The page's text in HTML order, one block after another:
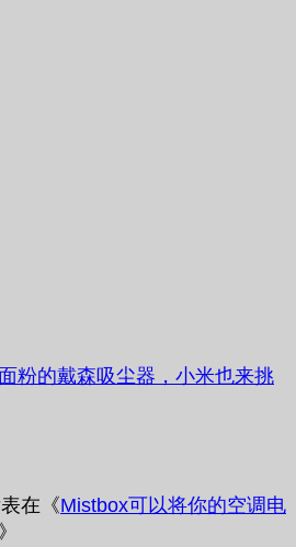
粉的戴森吸尘器，小米也来挑
在《Mistbox可以将你的空调电
》